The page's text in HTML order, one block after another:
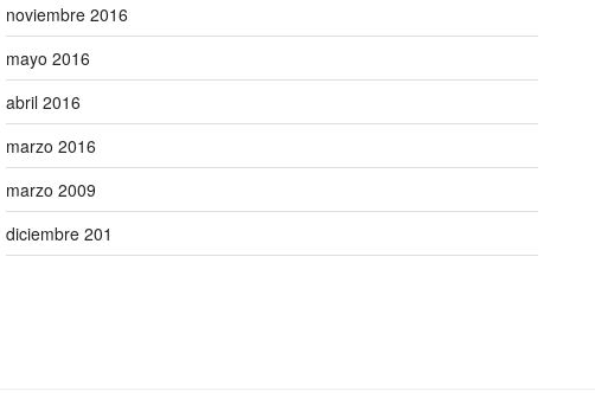
noviembre 2016
mayo 2016
abril 2016
marzo 2016
marzo 2009
diciembre 201